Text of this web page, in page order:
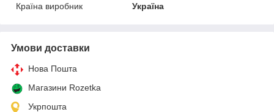
Країна виробник
Україна
Умови доставки
Нова Пошта
Магазини Rozetka
Укрпошта